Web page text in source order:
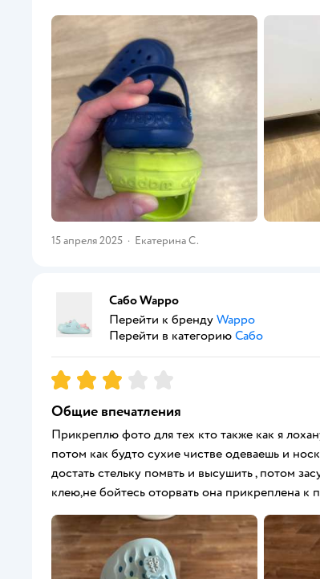
15 апреля 2025 · Екатерина С.
Сабо Wappo
Перейти к бренду Wappo
Перейти в категорию Сабо
Рейтинг:3
Общие впечатления
Прикреплю фото для тех кто также как я
потом как будто сухие чистве одеваешь и
достать стельку помвть и высушить , потом
клею,не бойтесь оторвать она прикреплена к